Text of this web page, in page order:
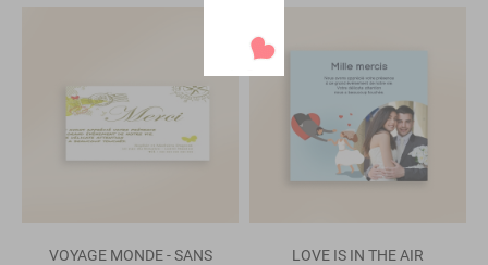
VOYAGE MONDE - SANS
LOVE IS IN THE AIR